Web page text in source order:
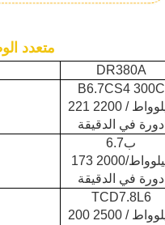
متعدد
DR380A
B6.7CS4 300C
221 كيلوواط / 2200
دورة في الدقيقة
ب6.7
173 كيلوواط/2000
دورة في الدقيقة
TCD7.8L6
200 كيلوواط / 2500